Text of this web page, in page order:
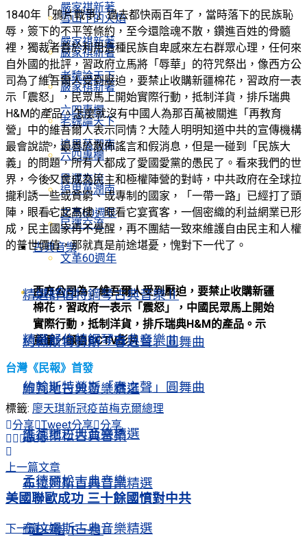
嚴家祺新著
嚴家祺新著
老魏論天下
六四專欄
追思萬潤南
民運交流
文革60週年
古典音樂
精選舒伯特鋼琴古典音樂Ⅱ
約翰斯特勞斯「春之聲」圓舞曲
維瓦地古典音樂精選
孟德爾松古典音樂
布拉姆斯古典音樂精選
上一個 下一個
雪山下的火焰
嚴家祺新著
嚴家祺新著
老魏論天下
六四專欄
追思萬潤南
民運交流
文革60週年
古典音樂
精選舒伯特鋼琴古典音樂Ⅱ
約翰斯特勞斯「春之聲」圓舞曲
維瓦地古典音樂精選
孟德爾松古典音樂
布拉姆斯古典音樂精選
1840年「鴉片戰爭」過去都快兩百年了，當時落下的民族恥
辱，簽下的不平等條約，至今還陰魂不散，鑽進百姓的骨髓
裡，獨裁者善於利用這種民族自卑感來左右群眾心理，任何來
自外國的批評，習政府立馬將「辱華」的符咒祭出，像西方公
司為了維吾爾人受到壓迫，要禁止收購新疆棉花，習政府一表
示「震怒」，民眾馬上開始實際行動，抵制洋貨，排斥瑞典
H&M的產品。怎麼就沒有中國人為那百萬被關進「再教育
營」中的維吾爾人表示同情？大陸人明明知道中共的宣傳機構
最會說謊，最善於散佈謠言和假消息，但是一碰到「民族大
義」的問題，所有人都成了愛國愛黨的愚民了。看來我們的世
界，今後又會成為民主和極權陣營的對峙，中共政府在全球拉
攏利誘一些或貧窮、或專制的國家，「一帶一路」已經打了頭
陣，眼看它起高樓，眼看它宴賓客，一個密織的利益網業已形
成，民主國家再不覺醒，再不團結一致來維護自由民主和人權
的普世價值，那就真是前途堪憂，愧對下一代了。
西方公司為了維吾爾人受到壓迫，要禁止收購新疆
棉花，習政府一表示「震怒」，中國民眾馬上開始
實際行動，抵制洋貨，排斥瑞典H&M的產品。示
意圖／擷自CCTV影片
台灣《民報》首發
標籤: 廖天琪新冠疫苗梅克爾總理
分享 Tweet分享 分享
上一篇文章
美國聯歐成功 三十餘國憤對中共
下一篇文章